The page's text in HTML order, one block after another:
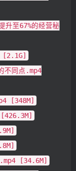
至67%的经营秘
[2.1G]
同点.mp4
[348M]
[34.6M]